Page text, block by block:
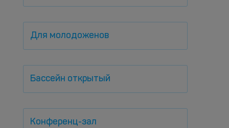
Для молодоженов
Бассейн открытый
Конференц-зал